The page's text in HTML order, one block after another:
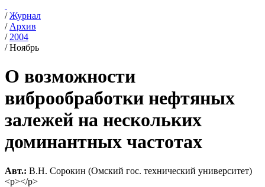
/Журнал
/ Архив
/ 2004
/Ноябрь
О возможности
виброобработки нефтяных
залежей на нескольких
доминантных частотах
Авт.: В.Н. Сорокин (Омский гос. технический университет)
<p></p>